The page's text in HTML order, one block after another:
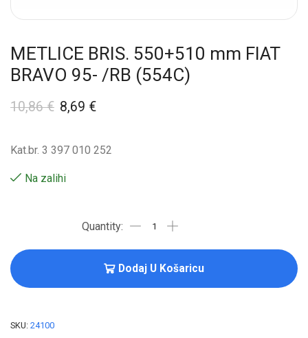
METLICE BRIS. 550+510 mm FIAT
BRAVO 95- /RB (554C)
10,86€ 8,69 €
Kat.br. 3 397 010 252
Na zalihi
Dodaj U Košaricu
SKU: 24100